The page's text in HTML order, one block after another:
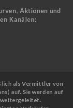
Aktionen und
Kanälen:
als Vermittler von
auf. Sie werden auf